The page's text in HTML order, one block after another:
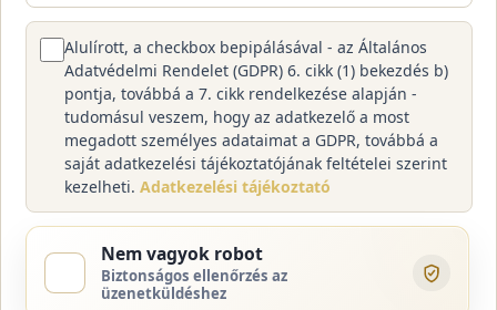
Alulírott, a checkbox bepipálásával - az Általános
Adatvédelmi Rendelet (GDPR) 6. cikk (1) bekezdés b)
pontja, továbbá a 7. cikk rendelkezése alapján -
tudomásul veszem, hogy az adatkezelő a most
megadott személyes adataimat a GDPR, továbbá a
saját adatkezelési tájékoztatójának feltételei szerint
kezelheti. Adatkezelési tájékoztató
Nem vagyok robot
Biztonságos ellenőrzés az
üzenetküldéshez